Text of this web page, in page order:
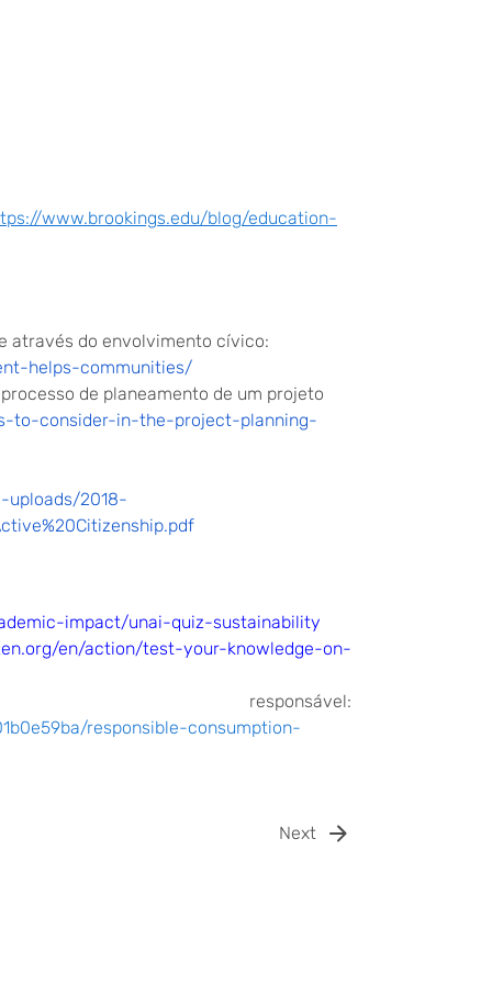
www.brookings.edu/blog/education-
através do envolvimento cívico:
helps-communities/
de planeamento de um projeto
to-consider-in-the-project-planning-
uploads/2018-
impact/unai-quiz-sustainability
en/action/test-your-knowledge-on-
responsável:
responsible-consumption-
Next